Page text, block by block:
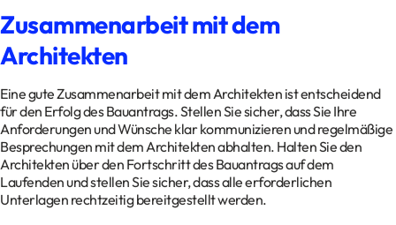
Zusammenarbeit mit dem
Architekten
Eine gute Zusammenarbeit mit dem Architekten ist entscheidend
für den Erfolg des Bauantrags. Stellen Sie sicher, dass Sie Ihre
Anforderungen und Wünsche klar kommunizieren und regelmäßige
Besprechungen mit dem Architekten abhalten. Halten Sie den
Architekten über den Fortschritt des Bauantrags auf dem
Laufenden und stellen Sie sicher, dass alle erforderlichen
Unterlagen rechtzeitig bereitgestellt werden.